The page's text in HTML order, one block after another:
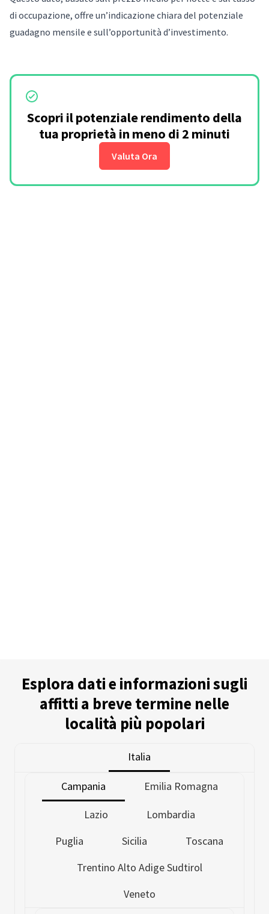
di occupazione, offre un’indicazione chiara del potenziale
guadagno mensile e sull’opportunità d’investimento.
Scopri il potenziale rendimento della
tua proprietà in meno di 2 minuti
Valuta Ora
Esplora dati e informazioni sugli
affitti a breve termine nelle
località più popolari
Italia
Campania Emilia Romagna
Lazio
Lombardia
Puglia
Sicilia
Toscana
Trentino Alto Adige Sudtirol
Veneto